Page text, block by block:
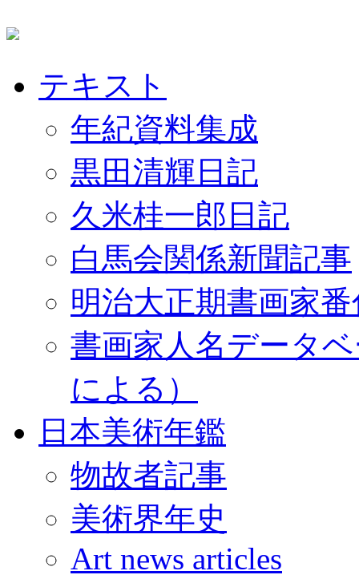
テキスト
年紀資料集成
黒田清輝日記
久米桂一郎日記
白馬会関係新聞記事
明治大正期書画家
書画家人名データ
による）
日本美術年鑑
物故者記事
美術界年史
Art news articles